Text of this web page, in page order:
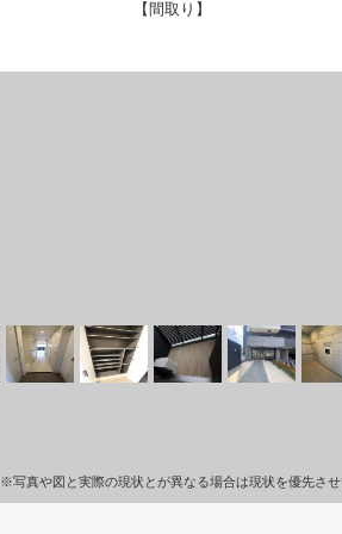
【間取り】
※写真や図と実際の現状とが異なる場合は現状を優先させ